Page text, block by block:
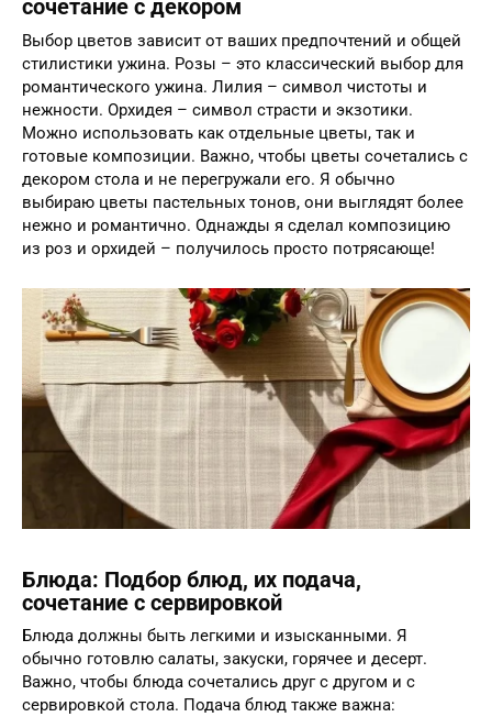
сочетание с декором
Выбор цветов зависит от ваших предпочтений и общей
стилистики ужина. Розы – это классический выбор для
романтического ужина. Лилия – символ чистоты и
нежности. Орхидея – символ страсти и экзотики.
Можно использовать как отдельные цветы, так и
готовые композиции. Важно, чтобы цветы сочетались с
декором стола и не перегружали его. Я обычно
выбираю цветы пастельных тонов, они выглядят более
нежно и романтично. Однажды я сделал композицию
из роз и орхидей – получилось просто потрясающе!
Блюда: Подбор блюд, их подача,
сочетание с сервировкой
Блюда должны быть легкими и изысканными. Я
обычно готовлю салаты, закуски, горячее и десерт.
Важно, чтобы блюда сочетались друг с другом и с
сервировкой стола. Подача блюд также важна: